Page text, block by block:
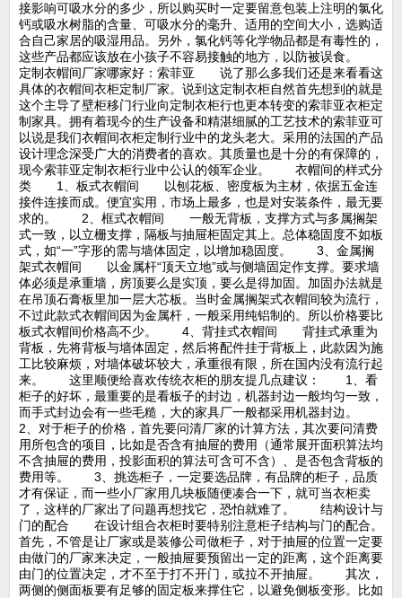
接影响可吸水分的多少，所以购买时一定要留意包装上注明的氯化
钙或吸水树脂的含量、可吸水分的毫升、适用的空间大小，选购适
合自己家居的吸湿用品。另外，氯化钙等化学物品都是有毒性的，
这些产品都应该放在小孩子不容易接触的地方，以防被误食。
定制衣帽间厂家哪家好：索菲亚 说了那么多我们还是来看看这
具体的衣帽间衣柜定制厂家。说到这定制衣柜自然首先想到的就是
这个主导了壁柜移门行业向定制衣柜行也更本转变的索菲亚衣柜定
制家具。拥有着现今的生产设备和精湛细腻的工艺技术的索菲亚可
以说是我们衣帽间衣柜定制行业中的龙头老大。采用的法国的产品
设计理念深受广大的消费者的喜欢。其质量也是十分的有保障的，
现今索菲亚定制衣柜行业中公认的领军企业。 衣帽间的样式分
类 1、板式衣帽间 以刨花板、密度板为主材，依据五金连
接件连接而成。便宜实用，市场上最多，也是对安装条件，最无要
求的。 2、框式衣帽间 一般无背板，支撑方式与多属搁架
式一致，以立栅支撑，隔板与抽屉柜固定其上。总体稳固度不如板
式，如“一”字形的需与墙体固定，以增加稳固度。 3、金属搁
架式衣帽间 以金属杆“顶天立地”或与侧墙固定作支撑。要求墙
体必须是承重墙，房顶要么是实顶，要么是得加固。加固办法就是
在吊顶石膏板里加一层大芯板。当时金属搁架式衣帽间较为流行，
不过此款式衣帽间因为金属杆，一般采用纯铝制的。所以价格要比
板式衣帽间价格高不少。 4、背挂式衣帽间 背挂式承重为
背板，先将背板与墙体固定，然后将配件挂于背板上，此款因为施
工比较麻烦，对墙体破坏较大，承重很有限，所在国内没有流行起
来。 这里顺便给喜欢传统衣柜的朋友提几点建议： 1、看
柜子的好坏，最重要的是看板子的封边，机器封边一般均匀一致，
而手式封边会有一些毛糙，大的家具厂一般都采用机器封边。
2、对于柜子的价格，首先要问清厂家的计算方法，其次要问清费
用所包含的项目，比如是否含有抽屉的费用（通常展开面积算法均
不含抽屉的费用，投影面积的算法可含可不含）、是否包含背板的
费用等。 3、挑选柜子，一定要选品牌，有品牌的柜子，品质
才有保证，而一些小厂家用几块板随便凑合一下，就可当衣柜卖
了，这样的厂家出了问题再想找它，恐怕就难了。 结构设计与
门的配合 在设计组合衣柜时要特别注意柜子结构与门的配合。
首先，不管是让厂家或是装修公司做柜子，对于抽屉的位置一定要
由做门的厂家来决定，一般抽屉要预留出一定的距离，这个距离要
由门的位置决定，才不至于打不开门，或拉不开抽屉。 其次，
两侧的侧面板要有足够的固定板来撑住它，以避免侧板变形。比如